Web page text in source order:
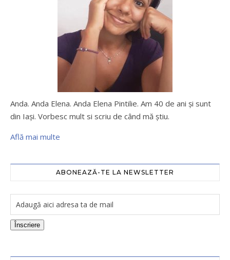
Anda. Anda Elena. Anda Elena Pintilie. Am 40 de ani şi sunt
din Iaşi. Vorbesc mult si scriu de când mă ştiu.
Află mai multe
ABONEAZĂ-TE LA NEWSLETTER
Înscriere